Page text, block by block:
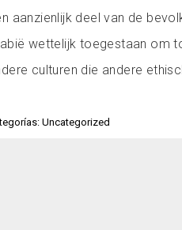
aanzienlijk deel van de
wettelijk toegestaan om
culturen die andere
Uncategorized